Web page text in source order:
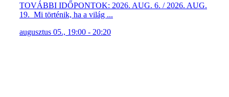
TOVÁBBI IDŐPONTOK: 2026. AUG. 6. / 2026. AUG.
19. Mi történik, ha a világ ...
augusztus 05., 19:00 - 20:20